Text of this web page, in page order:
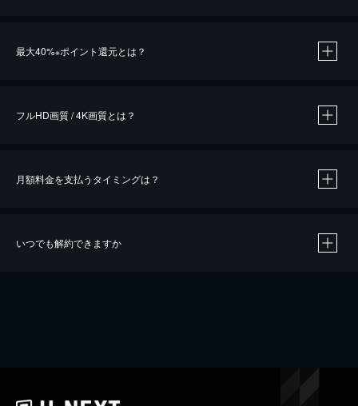
最大40%※ポイント還元とは？
※40％ポイント還元の対象は、クレジットカード決済による作品の購入 / レンタルです。
iOSアプリのUコイン決済による作品の購入 / レンタルは、20％のポイント還元です。
フルHD画質 / 4K画質とは？
月額料金を支払うタイミングは？
いつでも解約できますか